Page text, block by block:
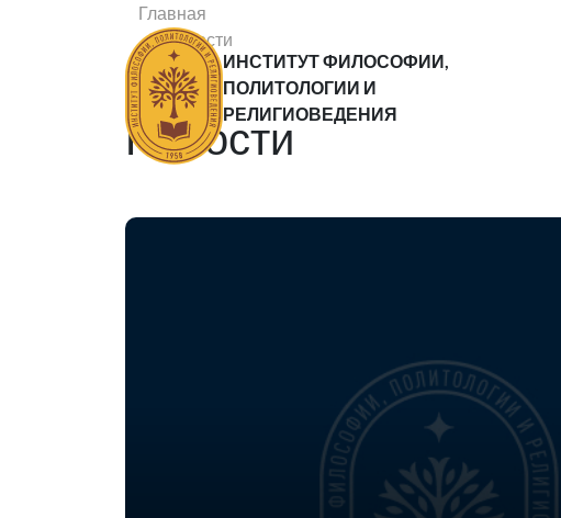
ИНСТИТУТ ФИЛОСОФИИ,
ПОЛИТОЛОГИИ И
РЕЛИГИОВЕДЕНИЯ
Главная
Новости
Статьи
Новости